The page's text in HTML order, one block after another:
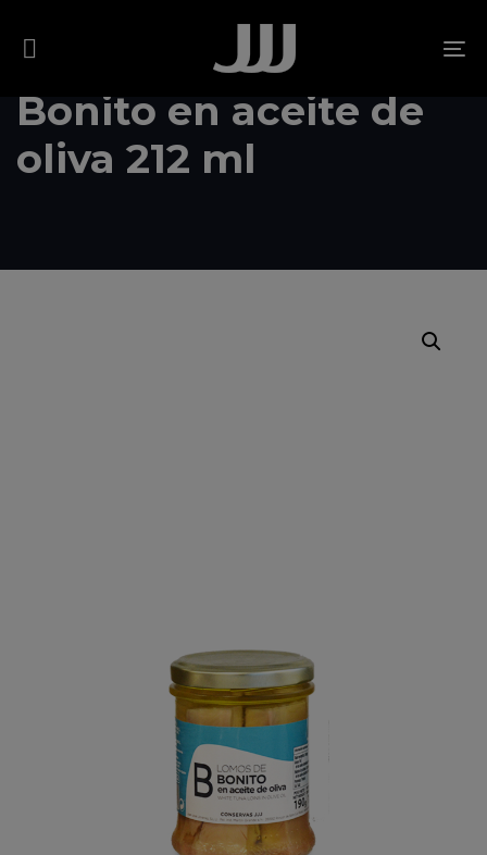
links
Bonito en aceite de
oliva 212 ml